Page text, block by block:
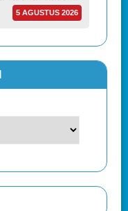
5 AGUSTUS 2026